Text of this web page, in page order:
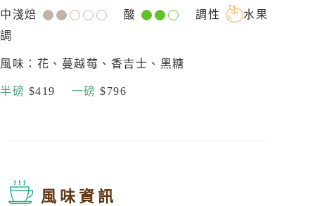
中淺焙 酸 調性
水果
調
風味：花、蔓越莓、香吉士、黑糖
半磅 $419 一磅 $796
風味資訊